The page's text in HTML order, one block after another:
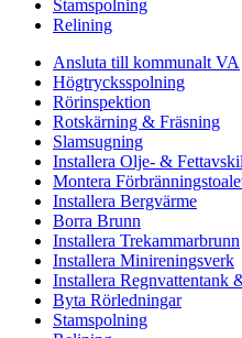
Stamspolning
Relining
Ansluta till kommunalt VA
Högtrycksspolning
Rörinspektion
Rotskärning & Fräsning
Slamsugning
Installera Olje- &
Montera
Installera Bergvärme
Borra Brunn
Installera Trekammarbrunn
Installera Minireningsverk
Installera Regnvattentank
Byta Rörledningar
Stamspolning